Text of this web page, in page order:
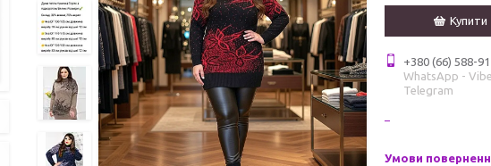
Купити
+380 (66) 588-
WhatsApp -
Telegram